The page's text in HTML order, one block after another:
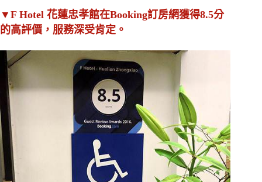
▼F Hotel 花蓮忠孝館在Booking訂房網獲得8.5分
的高評價，服務深受肯定。